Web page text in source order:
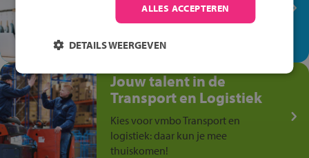
Ontdek via het vmbo jouw talent
op de winkelvloer, waar elke dag
anders is!
Jouw talent in de
Transport en Logistiek
Kies voor vmbo Transport en
logistiek: daar kun je mee
thuiskomen!
ALLES ACCEPTEREN
DETAILS WEERGEVEN